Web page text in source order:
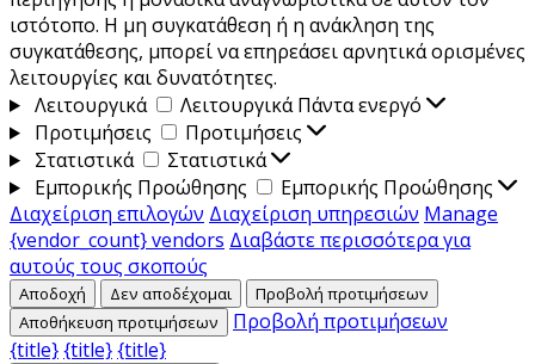
ιστότοπο. Η μη συγκατάθεση ή η ανάκληση της
συγκατάθεσης, μπορεί να επηρεάσει αρνητικά ορισμένες
λειτουργίες και δυνατότητες.
Λειτουργικά
Λειτουργικά Πάντα ενεργό
Προτιμήσεις
Προτιμήσεις
Στατιστικά
Στατιστικά
Εμπορικής Προώθησης
Εμπορικής Προώθησης
Διαχείριση επιλογών Διαχείριση υπηρεσιών Manage
{vendor_count} vendors Διαβάστε περισσότερα για
αυτούς τους σκοπούς
Αποδοχή Δεν αποδέχομαι
Προβολή προτιμήσεων
Αποθήκευση προτιμήσεων
Προβολή προτιμήσεων
{title}{title}{title}